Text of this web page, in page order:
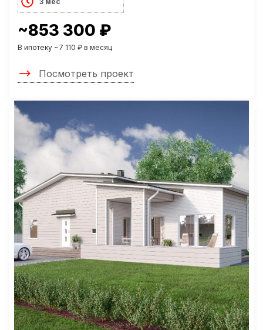
~853 300 ₽
В ипотеку ~7 110 ₽ в месяц
Посмотреть проект